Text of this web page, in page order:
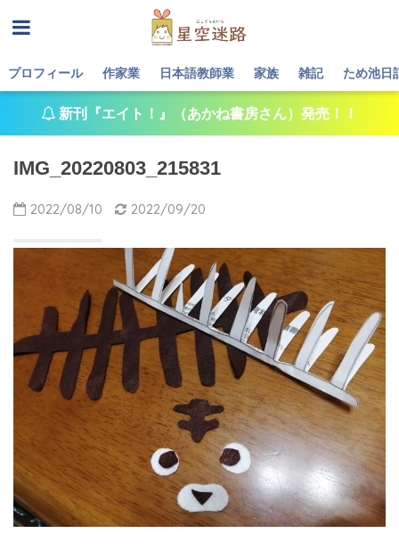
プロフィール 作家業 日本語教師業 家族 雑記 ため池日
新刊『エイト！』（あかね書房さん）発売！！
IMG_20220803_215831
2022/08/10 2022/09/20